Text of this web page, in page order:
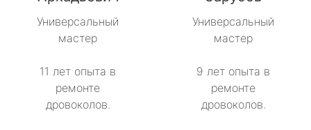
Универсальный
мастер
11 лет опыта в
ремонте
дровоколов.
Универсальный
мастер
9 лет опыта в
ремонте
дровоколов.